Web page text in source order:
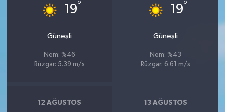
19°
Güneşli
Nem: %46
Rüzgar: 5.39 m/s
19°
Güneşli
Nem: %43
Rüzgar: 6.61 m/s
12 AĞUSTOS 13 AĞUSTOS